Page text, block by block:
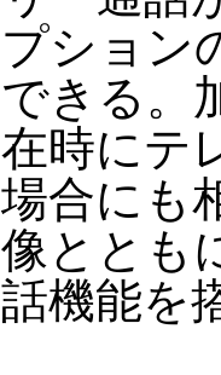
プション
できる。
在時にテ
場合にも
像ととも
話機能を